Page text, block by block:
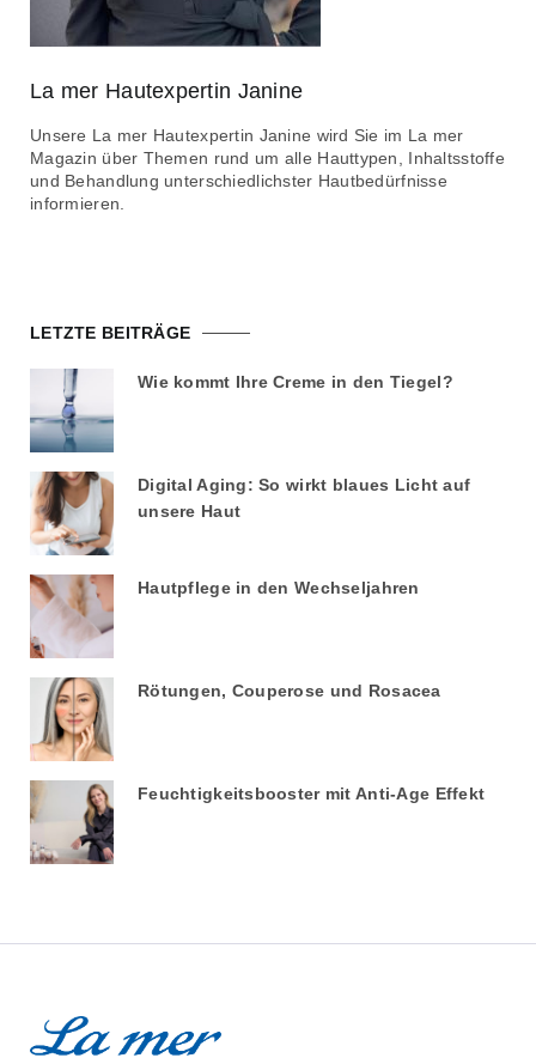
La mer Hautexpertin Janine
Unsere La mer Hautexpertin Janine wird Sie im La mer
Magazin über Themen rund um alle Hauttypen, Inhaltsstoffe
und Behandlung unterschiedlichster Hautbedürfnisse
informieren.
LETZTE BEITRÄGE
Wie kommt Ihre Creme in den Tiegel?
Digital Aging: So wirkt blaues Licht auf
unsere Haut
Hautpflege in den Wechseljahren
Rötungen, Couperose und Rosacea
Feuchtigkeitsbooster mit Anti-Age Effekt